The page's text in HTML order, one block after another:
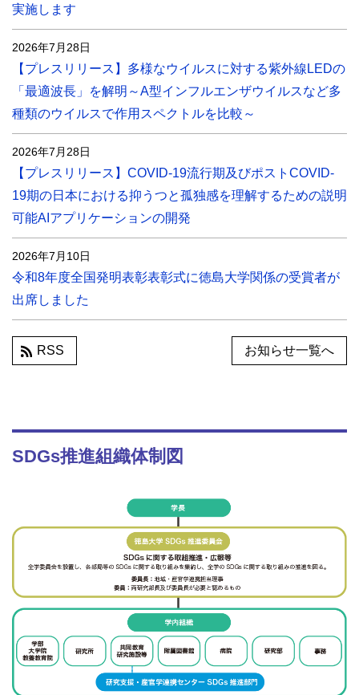
実施します
2026年7月28日
【プレスリリース】多様なウイルスに対する紫外線LEDの
「最適波長」を解明～A型インフルエンザウイルスなど多
種類のウイルスで作用スペクトルを比較～
2026年7月28日
【プレスリリース】COVID-19流行期及びポストCOVID-
19期の日本における抑うつと孤独感を理解するための説明
可能AIアプリケーションの開発
2026年7月10日
令和8年度全国発明表彰表彰式に徳島大学関係の受賞者が
出席しました
RSS お知らせ一覧へ
SDGs推進組織体制図